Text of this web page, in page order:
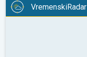
VremenskiRadar